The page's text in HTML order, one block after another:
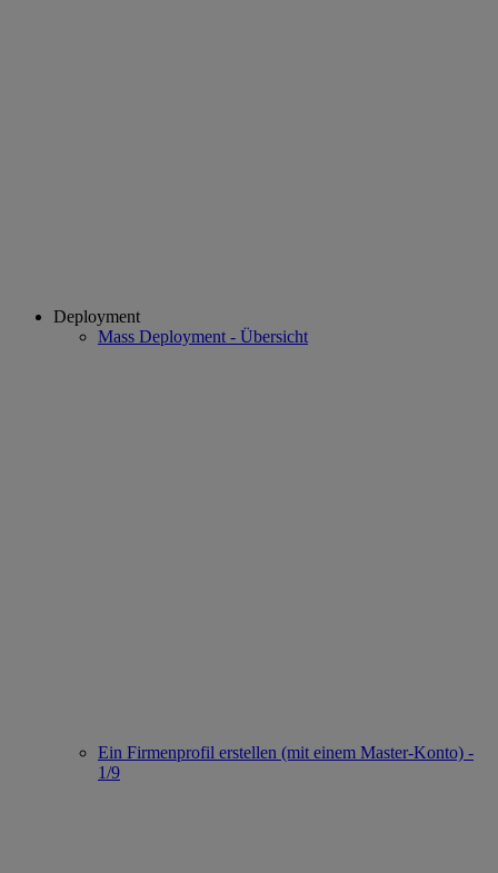
Deployment
Mass Deployment - Übersicht
Ein Firmenprofil erstellen (mit einem Master-Konto) -
1/9